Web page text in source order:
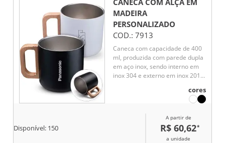
CANECA COM ALÇA EM
MADEIRA
PERSONALIZADO
COD.: 7913
Caneca com capacidade de 400
ml, produzida com parede dupla
em aço inox, sendo interno em
inox 304 e externo em inox 201,
térmica. Possui alça em madeira,
que agrega charme e conforto
corporativo sofisticado, funcional
e ideal para valorizar a marca no
cores
Disponível: 150
A partir de
R$ 60,62*
a unidade